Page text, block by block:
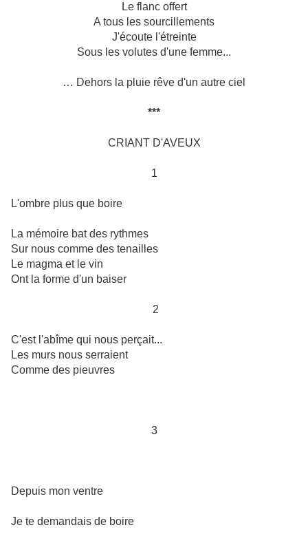
Le flanc offert
A tous les sourcillements
J'écoute l'étreinte
Sous les volutes d'une femme...
… Dehors la pluie rêve d'un autre ciel
***
CRIANT D'AVEUX
1
L'ombre plus que boire
La mémoire bat des rythmes
Sur nous comme des tenailles
Le magma et le vin
Ont la forme d'un baiser
2
C'est l'abîme qui nous perçait...
Les murs nous serraient
Comme des pieuvres
3
Depuis mon ventre
Je te demandais de boire